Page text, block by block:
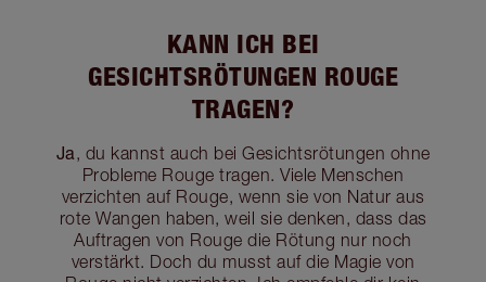
KANN ICH BEI
GESICHTSRÖTUNGEN ROUGE
TRAGEN?
Ja, du kannst auch bei Gesichtsrötungen ohne
Probleme Rouge tragen. Viele Menschen
verzichten auf Rouge, wenn sie von Natur aus
rote Wangen haben, weil sie denken, dass das
Auftragen von Rouge die Rötung nur noch
verstärkt. Doch du musst auf die Magie von